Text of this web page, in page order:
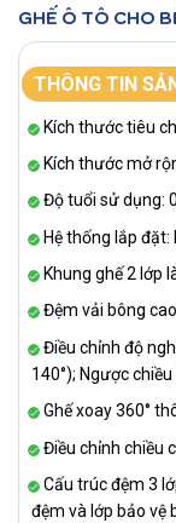
GHẾ Ô TÔ CHO
THÔNG TIN
Kích thước tiêu
Kích thước mở
Độ tuổi sử dụng:
Hệ thống lắp
Khung ghế 2 lớp
Đệm vải bông
Điều chỉnh độ
140°); Ngược
Ghế xoay 360°
Điều chỉnh chiều
Cấu trúc đệm 3
đệm và lớp bảo vệ